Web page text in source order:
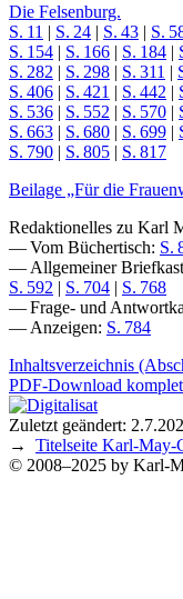
Die Felsenburg.
S. 11 | S. 24 | S. 43 | S.
S. 154 | S. 166 | S. 184 |
S. 282 | S. 298 | S. 311 |
S. 406 | S. 421 | S. 442 |
S. 536 | S. 552 | S. 570 |
S. 663 | S. 680 | S. 699 |
S. 790 | S. 805 | S. 817
Beilage „Für die
Redaktionelles zu Karl
— Vom Büchertisch: S.
— Allgemeiner
S. 592 | S. 704 | S. 768
— Frage- und
— Anzeigen: S. 784
Inhaltsverzeichnis
PDF-Download
Zuletzt geändert:
→ Titelseite Karl-May-
© 2008–2025 by Karl-